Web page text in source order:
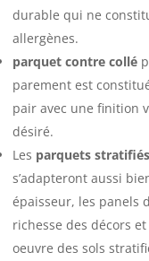
durable qui ne
allergènes.
parquet contre collé
parement est
pair avec une finition
désiré.
Les parquets
s’adapteront aussi
épaisseur, les panels
richesse des décors
oeuvre des sols